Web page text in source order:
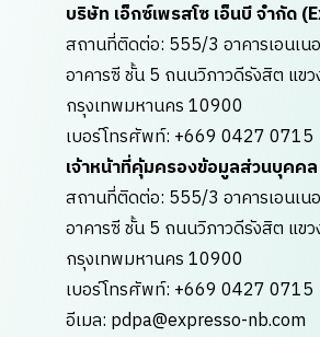
บริษัท เอ็กซ์เพรสโซ เอ็นบี จำกัด
สถานที่ติดต่อ: 555/3 อาคารเอนเน
อาคารซี ชั้น 5 ถนนวิภาวดีรังสิต แข
กรุงเทพมหานคร 10900
เบอร์โทรศัพท์: +669 0427 0715
เจ้าหน้าที่คุ้มครองข้อมูลส่วนบุคคล
สถานที่ติดต่อ: 555/3 อาคารเอนเน
อาคารซี ชั้น 5 ถนนวิภาวดีรังสิต แข
กรุงเทพมหานคร 10900
เบอร์โทรศัพท์: +669 0427 0715
อีเมล: pdpa@expresso-nb.com